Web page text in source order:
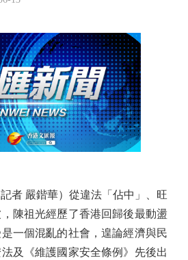
嚴鍇華）從違法「佔中」、旺
陳祖光經歷了香港回歸後最動盪
一個混亂的社會，遑論經濟與民
及《維護國家安全條例》先後出